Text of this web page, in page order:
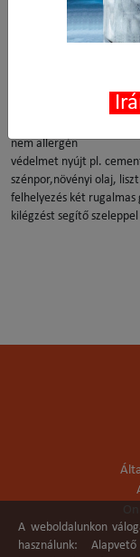
konusz forma aluminium
nem allergén
védelmet nyújt pl.
szénpor,növényi olaj,
felhelyezés két rugalmas
kilégzést segítő szeleppel
A weboldalunkon
használunk: